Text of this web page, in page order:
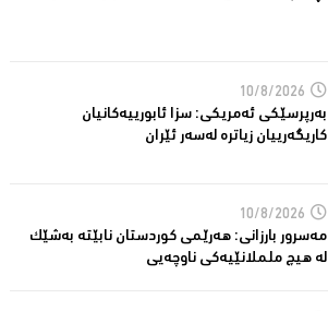
10/8/2026
به‌رپرسێكی ئه‌مریكی: سزا ئابورییه‌كانیان
كاریگه‌رییان زیاتره‌ له‌سه‌ر ئێران
10/8/2026
مەسرور بارزانی: هەرێمی کوردستان نابێتە بەشێک
لە هیچ ململانێیەکی ناوچەیی